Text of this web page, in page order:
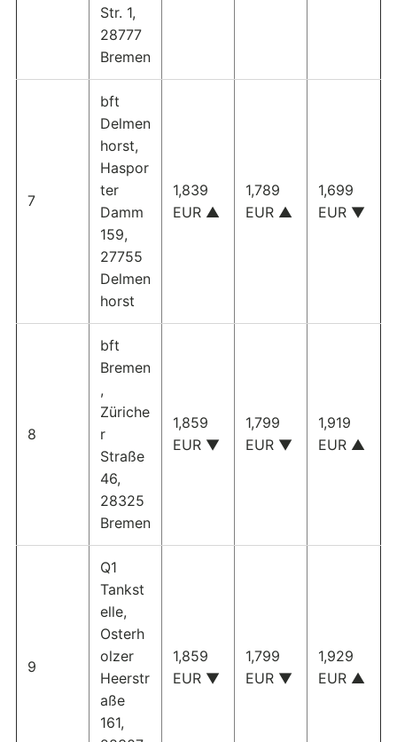
Str. 1,
28777
Bremen
7
bft
Delmen
horst,
Haspor
ter
Damm
159,
27755
Delmen
horst
1,839
EUR ▲
1,789
EUR ▲
1,699
EUR ▼
8
bft
Bremen
,
Züriche
r
Straße
46,
28325
Bremen
1,859
EUR ▼
1,799
EUR ▼
1,919
EUR ▲
9
Q1
Tankst
elle,
Osterh
olzer
Heerstr
aße
161,
1,859
EUR ▼
1,799
EUR ▼
1,929
EUR ▲